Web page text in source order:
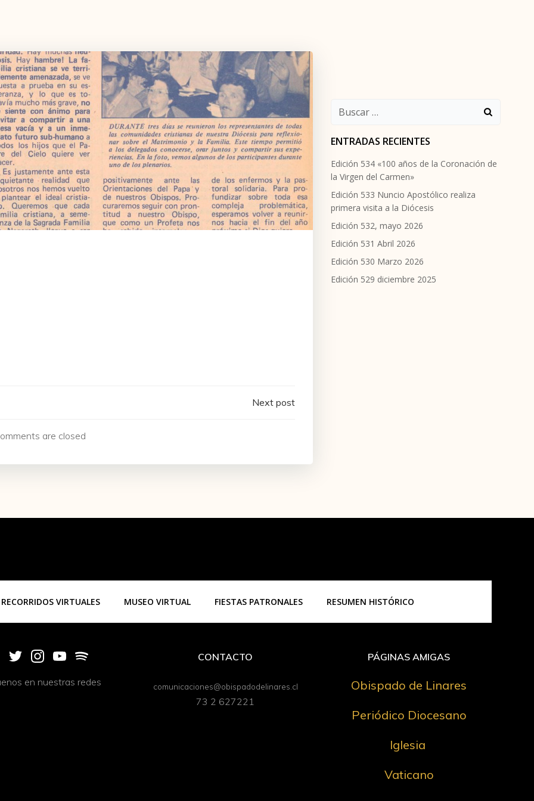
de
entradas
Next post
are closed
Buscar:
ENTRADAS RECIENTES
Edición 534 «100 años de la Coronación de
la Virgen del Carmen»
Edición 533 Nuncio Apostólico realiza
primera visita a la Diócesis
Edición 532, mayo 2026
Edición 531 Abril 2026
Edición 530 Marzo 2026
Edición 529 diciembre 2025
RECORRIDOS VIRTUALES MUSEO VIRTUAL FIESTAS PATRONALES RESUMEN HISTÓRICO
en nuestras redes
CONTACTO
comunicaciones@obispadodelinares.cl
73 2 627221
PÁGINAS AMIGAS
Obispado de Linares
Periódico Diocesano
Iglesia
Vaticano